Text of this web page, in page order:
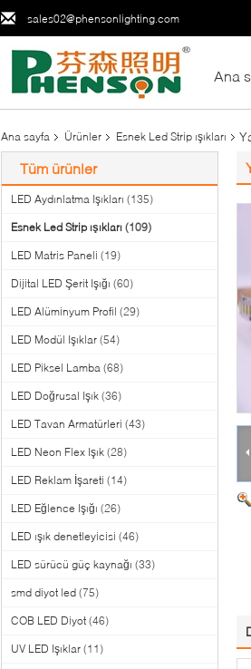
sales02@phensonlighting.com
Ana
Ana sayfa Ürünler Esnek Led Strip ışıkları
Tüm ürünler
LED Aydınlatma Işıkları (135)
Esnek Led Strip ışıkları (109)
LED Matris Paneli (19)
Dijital LED Şerit Işığı (60)
LED Alüminyum Profil (29)
LED Modül Işıklar (54)
LED Piksel Lamba (68)
LED Doğrusal Işık (36)
LED Tavan Armatürleri (43)
LED Neon Flex Işık (28)
LED Reklam İşareti (14)
LED Eğlence Işığı (26)
LED ışık denetleyicisi (46)
LED sürücü güç kaynağı (33)
smd diyot led (75)
COB LED Diyot (46)
UV LED Işıklar (11)